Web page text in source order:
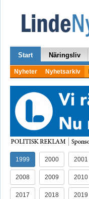
Start Näringsliv
Nyheter Nyhetsarkiv
1999 2000 2001
2008 2009 2010
2017 2018 2019